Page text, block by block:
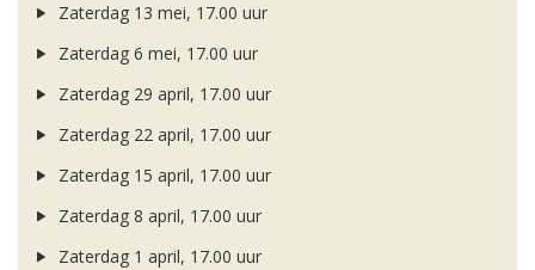
Zaterdag 13 mei, 17.00 uur
Zaterdag 6 mei, 17.00 uur
Zaterdag 29 april, 17.00 uur
Zaterdag 22 april, 17.00 uur
Zaterdag 15 april, 17.00 uur
Zaterdag 8 april, 17.00 uur
Zaterdag 1 april, 17.00 uur